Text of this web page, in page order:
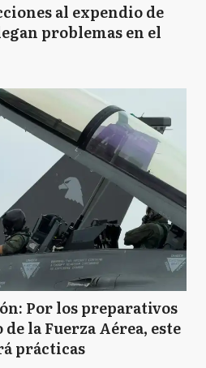
al expendio de
problemas en el
Por los preparativos
la Fuerza Aérea, este
prácticas